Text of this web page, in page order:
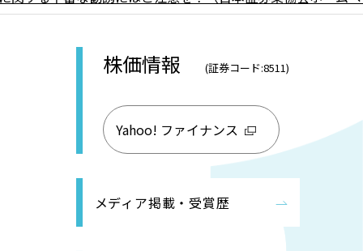
株価情報 (証券コード:8511)
Yahoo! ファイナンス
メディア掲載・受賞歴